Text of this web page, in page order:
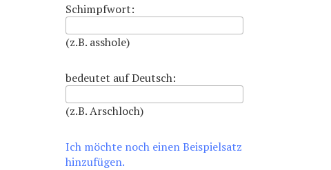
Schimpfwort:
(z.B. asshole)
bedeutet auf Deutsch:
(z.B. Arschloch)
Ich möchte noch einen Beispielsatz
hinzufügen.